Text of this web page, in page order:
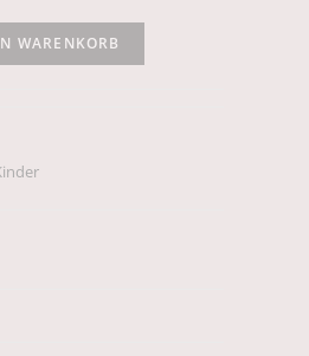
WARENKORB